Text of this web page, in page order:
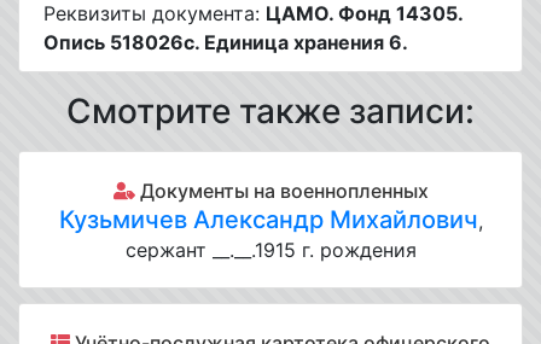
Реквизиты документа: ЦАМО. Фонд 14305.
Опись 518026с. Единица хранения 6.
Смотрите также записи:
Документы на военнопленных
Кузьмичев Александр Михайлович,
сержант __.__.1915 г. рождения